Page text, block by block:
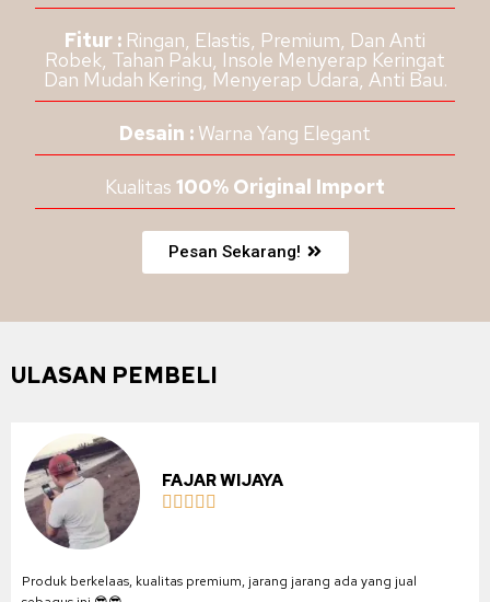
Fitur : Ringan, Elastis, Premium, Dan Anti
Robek, Tahan Paku, Insole Menyerap Keringat
Dan Mudah Kering, Menyerap Udara, Anti Bau.
Desain : Warna Yang Elegant
Kualitas 100% Original Import
Pesan Sekarang!
ULASAN PEMBELI
FAJAR WIJAYA
    
Produk berkelaas, kualitas premium, jarang jarang ada yang jual